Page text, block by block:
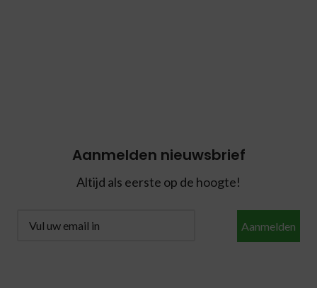
Aanmelden nieuwsbrief
Altijd als eerste op de hoogte!
Aanmelden